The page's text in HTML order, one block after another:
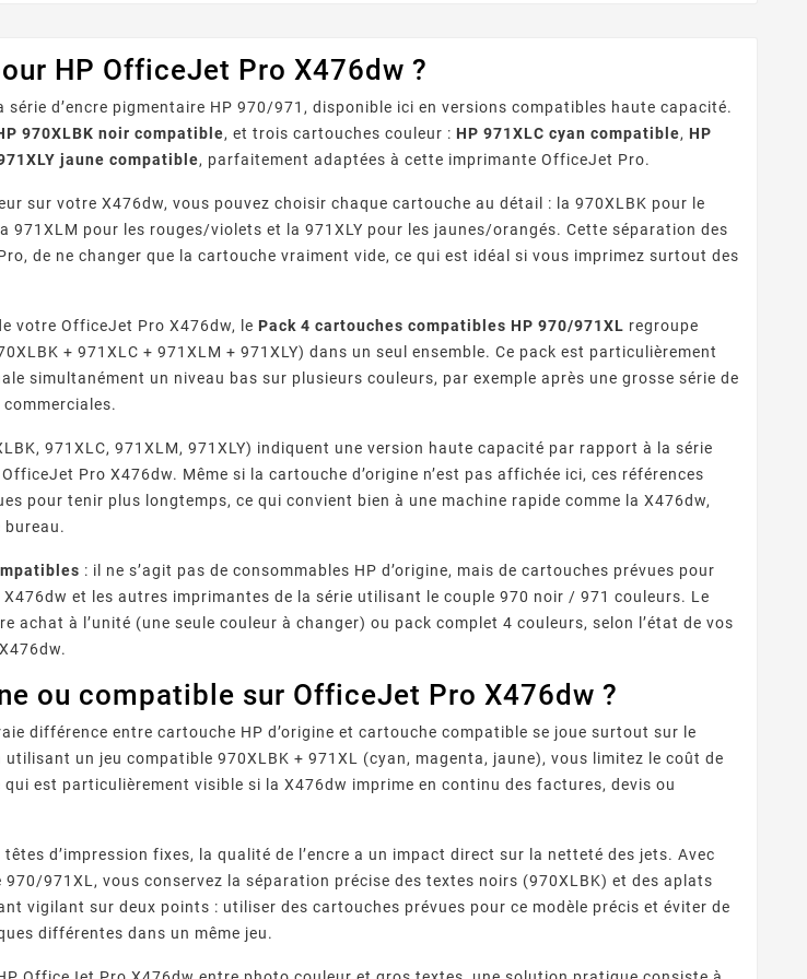
HP OfficeJet Pro X476dw ?
d’encre pigmentaire HP 970/971, disponible ici en versions compatibles haute capacité.
970XLBK noir compatible, et trois cartouches couleur : HP 971XLC cyan compatible, HP
jaune compatible, parfaitement adaptées à cette imprimante OfficeJet Pro.
sur votre X476dw, vous pouvez choisir chaque cartouche au détail : la 970XLBK pour le
971XLM pour les rouges/violets et la 971XLY pour les jaunes/orangés. Cette séparation des
de ne changer que la cartouche vraiment vide, ce qui est idéal si vous imprimez surtout des
votre OfficeJet Pro X476dw, le Pack 4 cartouches compatibles HP 970/971XL regroupe
+ 971XLC + 971XLM + 971XLY) dans un seul ensemble. Ce pack est particulièrement
simultanément un niveau bas sur plusieurs couleurs, par exemple après une grosse série de
971XLC, 971XLM, 971XLY) indiquent une version haute capacité par rapport à la série
Pro X476dw. Même si la cartouche d’origine n’est pas affichée ici, ces références
pour tenir plus longtemps, ce qui convient bien à une machine rapide comme la X476dw,
bureau.
: il ne s’agit pas de consommables HP d’origine, mais de cartouches prévues pour
et les autres imprimantes de la série utilisant le couple 970 noir / 971 couleurs. Le
achat à l’unité (une seule couleur à changer) ou pack complet 4 couleurs, selon l’état de vos
ou compatible sur OfficeJet Pro X476dw ?
différence entre cartouche HP d’origine et cartouche compatible se joue surtout sur le
utilisant un jeu compatible 970XLBK + 971XL (cyan, magenta, jaune), vous limitez le coût de
qui est particulièrement visible si la X476dw imprime en continu des factures, devis ou
d’impression fixes, la qualité de l’encre a un impact direct sur la netteté des jets. Avec
971XL, vous conservez la séparation précise des textes noirs (970XLBK) et des aplats
vigilant sur deux points : utiliser des cartouches prévues pour ce modèle précis et éviter de
différentes dans un même jeu.